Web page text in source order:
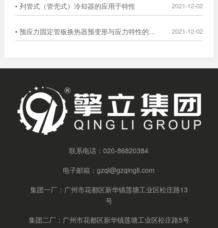
• 列管式（管壳式）冷却器的应用于特性 2021-12-02
• 预应力固定管板换热器预变形与应力特性的数值分析 2021-12-02
联系电话：020-86820384
电子邮箱：gzql@gzqingli.com
集团一厂：广州市花都区新华镇莲塘工业区松庄路13
号
集团二厂：广州市花都区新华镇莲塘工业区松庄路5号